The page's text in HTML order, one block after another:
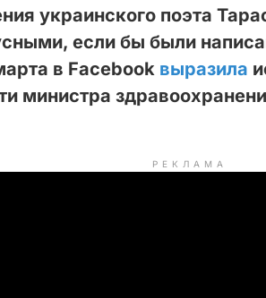
украинского поэта
если бы были
в Facebook выразила
министра
РЕКЛАМА